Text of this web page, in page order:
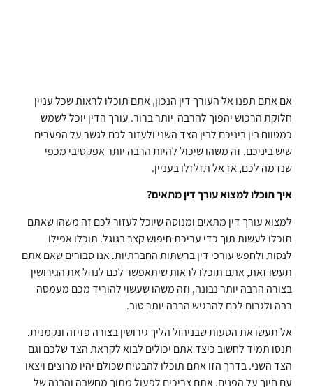
אם אתם תפנו אל העורך דין הנכון, אתם תוכלו לראות שכל עניין
חלוקת הרכוש יהפוך להרבה יותר ברור. עורך הדין יוכל לשמש
כמטווח בין ביניכם לבין הצד השני ולעזור לכם לגשר על הפערים
שיש ביניכם. זה משהו שיכול להיות הרבה יותר אפקטיבי מכפי
שנדמה לכם, אז אל תזלזלו בעניין.
איך תוכלו למצוא עורך דין מתאים?
למצוא עורך דין מתאים ומנוסה שיוכל לעזור לכם זה משהו שאתם
תוכלו לעשות תוך כדי עריכת חיפוש קצר בגוגל. תוכלו אפילו
לנסות ולחפש עורכי דין ברשתות החברתיות. אנו סבורים שאם אתם
תעשו זאת, אתם תוכלו לראות שיתאפשר לכם לנהל את הגירושין
בצורה הרבה יותר נבונה, וזה משהו שעשוי להוריד מכם מעמסה
רבה ולגרום לכם להרגיש הרבה יותר טוב.
אל תעשו את הטעות שבניהול הליך גירושין בצורה פזיזה ונקמנית.
תנסו תמיד לחשוב כיצד אתם יכולים לבוא לקראת הצד שלכם וגם
הצד השני. בדרך הזו אתם תוכלו להבטיח שכולם יהיו מרוצים ויצאו
עם חיוך על הפנים. אתם צריכים לפעול מתוך מחשבה והבנה של